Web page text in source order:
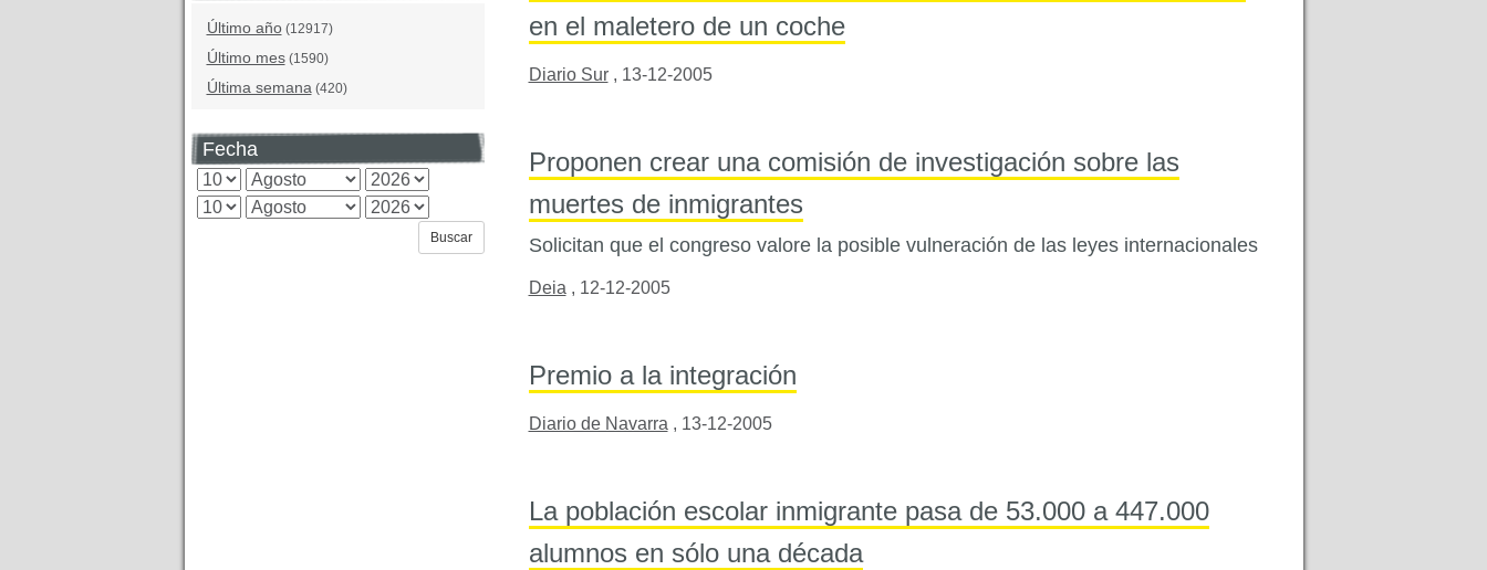
Último año(12917)
Último mes(1590)
Última semana(420)
Fecha
en el maletero de un coche
Diario Sur , 13-12-2005
Proponen crear una comisión de investigación sobre las
muertes de inmigrantes
Solicitan que el congreso valore la posible vulneración de las leyes internacionales
Deia , 12-12-2005
Premio a la integración
Diario de Navarra , 13-12-2005
La población escolar inmigrante pasa de 53.000 a 447.000
alumnos en sólo una década